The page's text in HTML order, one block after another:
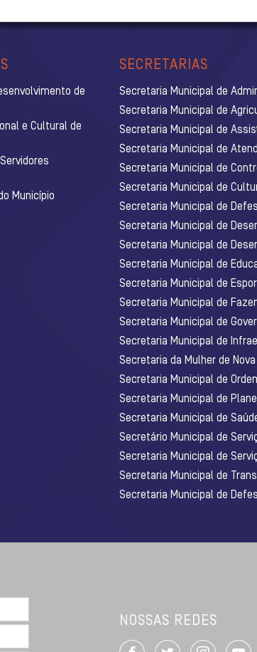
de
e Cultural de
Município
SECRETARIAS
Secretaria Municipal de
Secretaria Municipal de
Secretaria Municipal de
Secretaria Municipal de
Secretaria Municipal de
Secretaria Municipal de
Secretaria Municipal de
Secretaria Municipal de
Secretaria Municipal de
Secretaria Municipal de
Secretaria Municipal de
Secretaria Municipal de
Secretaria Municipal de
Secretaria Municipal de
Secretaria da Mulher de
Secretaria Municipal de
Secretaria Municipal de
Secretaria Municipal de
Secretário Municipal de
Secretaria Municipal de
Secretaria Municipal de
Secretaria Municipal de
NOSSAS REDES